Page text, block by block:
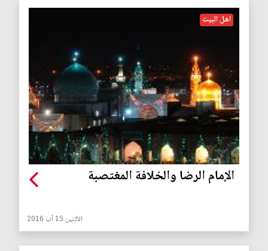
اهل البيت
الإمام الرضا والخلافة المغتصبة
الأثنين 15 آب 2016